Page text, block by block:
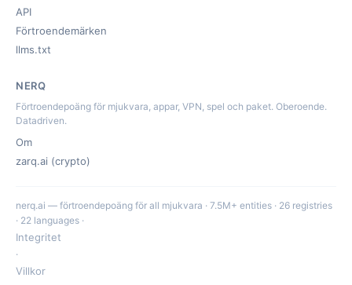
API
Förtroendemärken
llms.txt
NERQ
Förtroendepoäng för mjukvara, appar, VPN, spel och paket. Oberoende.
Datadriven.
Om
zarq.ai (crypto)
nerq.ai — förtroendepoäng för all mjukvara · 7.5M+ entities · 26 registries
· 22 languages ·
Integritet
·
Villkor